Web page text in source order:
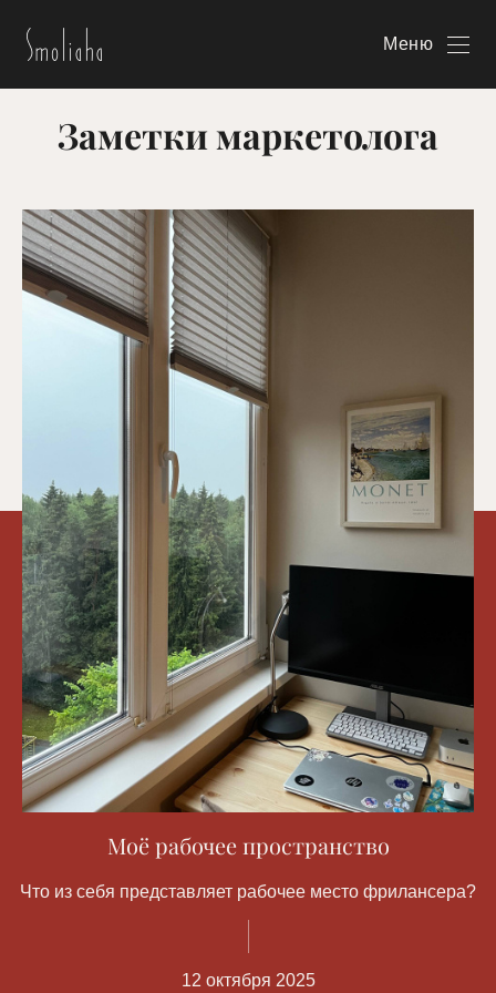
Меню
Заметки маркетолога
Моё рабочее пространство
Что из себя представляет рабочее место фрилансера?
12 октября 2025